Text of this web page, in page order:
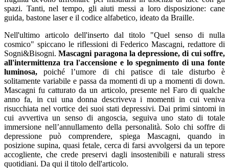
spazi. Tanti, nel tempo, gli aiuti messi a loro disposizione: cane
guida, bastone laser e il codice alfabetico, ideato da Braille.
Nell'ultimo articolo dell'inserto dal titolo "Quel senso di nulla
cosmico" spiccano le riflessioni di Federico Mascagni, redattore di
Sogni&Bisogni.Mascagni paragona la depressione, di cui soffre,
all'intermittenza tra l'accensione e lo spegnimento di una fonte
luminosa, poiché l’umore di chi patisce di tale disturbo è
solitamente variabile e passa da momenti di up a momenti di down.
Mascagni fu catturato da un articolo, presente nel Faro di qualche
anno fa, in cui una donna descriveva i momenti in cui veniva
risucchiata nel vortice dei suoi stati depressivi. Dai primi sintomi in
cui avvertiva un senso di angoscia, seguiva uno stato di totale
immersione nell’annullamento della personalità. Solo chi soffre di
depressione può comprendere, spiega Mascagni, quando in
posizione supina, quasi fetale, cerca di farsi avvolgersi da un tepore
accogliente, che crede preservi dagli insostenibili e naturali stress
quotidiani. Da qui il titolo dell'articolo.